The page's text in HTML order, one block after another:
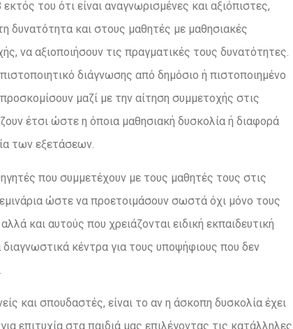
του ότι είναι αναγνωρισμένες και αξιόπιστες,
δυνατότητα και στους μαθητές με μαθησιακές
να αξιοποιήσουν τις πραγματικές τους δυνατότητες.
διάγνωσης από δημόσιο ή πιστοποιημένο
μαζί με την αίτηση συμμετοχής στις
έτσι ώστε η όποια μαθησιακή δυσκολία ή διαφορά
των εξετάσεων.
που συμμετέχουν με τους μαθητές τους στις
ώστε να προετοιμάσουν σωστά όχι μόνο τους
και αυτούς που χρειάζονται ειδική εκπαιδευτική
κέντρα για τους υποψήφιους που δεν
και σπουδαστές, είναι το αν η άσκοπη δυσκολία έχει
επιτυχία στα παιδιά μας επιλέγοντας τις κατάλληλες